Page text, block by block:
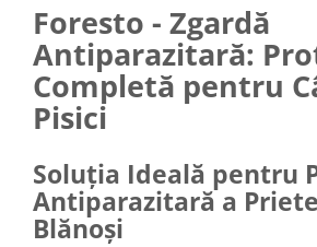
Foresto - Zgardă
Antiparazitară:
Completă pentru
Pisici
Soluția Ideală pentru
Antiparazitară a
Blănoși